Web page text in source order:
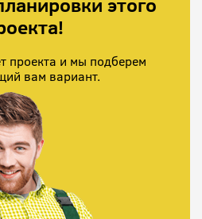
проекта и мы подберем
вам вариант.